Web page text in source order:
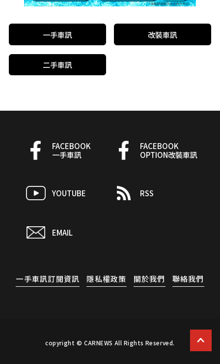
一手車訊 改裝車訊
二手車訊
FACEBOOK
一手車訊
FACEBOOK
OPTION改裝車訊
YOUTUBE RSS
EMAIL
一手車訊訂閱資訊 隱私權政策 關於我們 聯絡我們
copyright © CARNEWS All Rights Reserved.